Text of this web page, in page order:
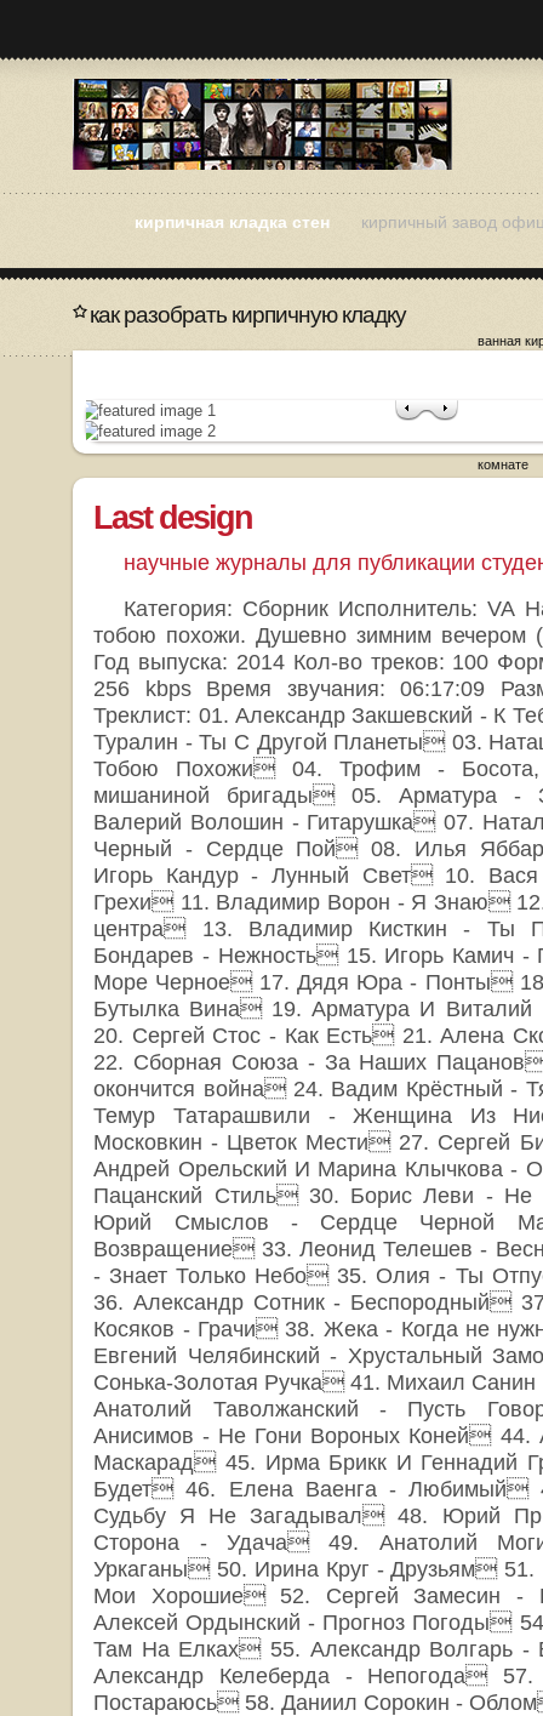
кирпичная кладка стен
ванная
комнате
кирпичный завод
как разобрать кирпичную кладку
Last design
научные журналы для публикации
Категория: Сборник Исполнитель: VA
тобою похожи. Душевно зимним
Год выпуска: 2014 Кол-во треков: 100
256 kbps Время звучания: 06:17:09
Треклист: 01. Александр Закшевский - К
Туралин - Ты С Другой Планеты 03.
Тобою Похожи 04. Трофим -
мишаниной бригады 05. Арматура -
Валерий Волошин - Гитарушка 07.
Черный - Сердце Пой 08. Илья
Игорь Кандур - Лунный Свет 10.
Грехи 11. Владимир Ворон - Я Знаю
центра 13. Владимир Кисткин - Ты
Бондарев - Нежность 15. Игорь Камич
Море Черное 17. Дядя Юра - Понты
Бутылка Вина 19. Арматура И
20. Сергей Стос - Как Есть 21. Алена
22. Сборная Союза - За Наших
окончится война 24. Вадим Крёстный -
Темур Татарашвили - Женщина Из
Московкин - Цветок Мести 27. Сергей
Андрей Орельский И Марина Клычкова -
Пацанский Стиль 30. Борис Леви - Не
Юрий Смыслов - Сердце Черной
Возвращение 33. Леонид Телешев -
- Знает Только Небо 35. Олия - Ты
36. Александр Сотник - Беспородный
Косяков - Грачи 38. Жека - Когда не
Евгений Челябинский - Хрустальный
Сонька-Золотая Ручка 41. Михаил
Анатолий Таволжанский - Пусть
Анисимов - Не Гони Вороных Коней 44.
Маскарад 45. Ирма Брикк И Геннадий
Будет 46. Елена Ваенга - Любимый
Судьбу Я Не Загадывал 48. Юрий
Сторона - Удача 49. Анатолий
Уркаганы 50. Ирина Круг - Друзьям 51.
Мои Хорошие 52. Сергей Замесин -
Алексей Ордынский - Прогноз Погоды
Там На Елках 55. Александр Волгарь
Александр Келеберда - Непогода
Постараюсь 58. Даниил Сорокин -